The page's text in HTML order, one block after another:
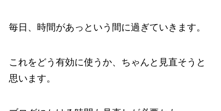
毎日、時間があっという間に過ぎていきます。
これをどう有効に使うか、ちゃんと見直そうと
思います。